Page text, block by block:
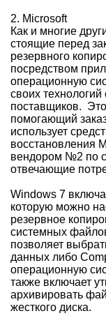
2. Microsoft
Как и многие
стоящие перед
резервного
посредством
операционную
своих
поставщиков. Это
помогающий
использует
восстановления
вендором №2 по
отвечающие
Windows 7
которую можно
резервное
системных
позволяет
данных либо
операционную
также включает
архивировать
жесткого диска.